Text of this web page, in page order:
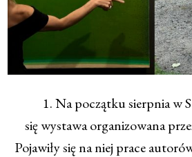
1. Na początku sierpnia w
się wystawa organizowana
Pojawiły się na niej prace